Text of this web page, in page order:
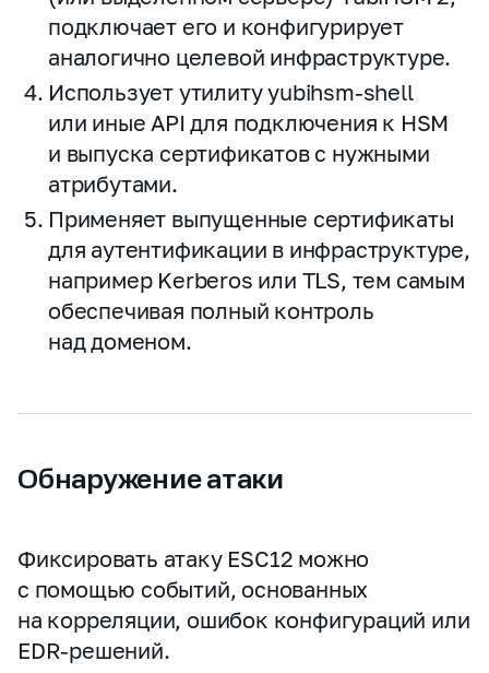
подключает его и конфигурирует
аналогично целевой инфраструктуре.
Использует утилиту yubihsm‑shell
или иные API для подключения к HSM
и выпуска сертификатов с нужными
атрибутами.
Применяет выпущенные сертификаты
для аутентификации в инфраструктуре,
например Kerberos или TLS, тем самым
обеспечивая полный контроль
над доменом.
Обнаружение атаки
Фиксировать атаку ESC12 можно
с помощью событий, основанных
на корреляции, ошибок конфигураций или
EDR‑решений.